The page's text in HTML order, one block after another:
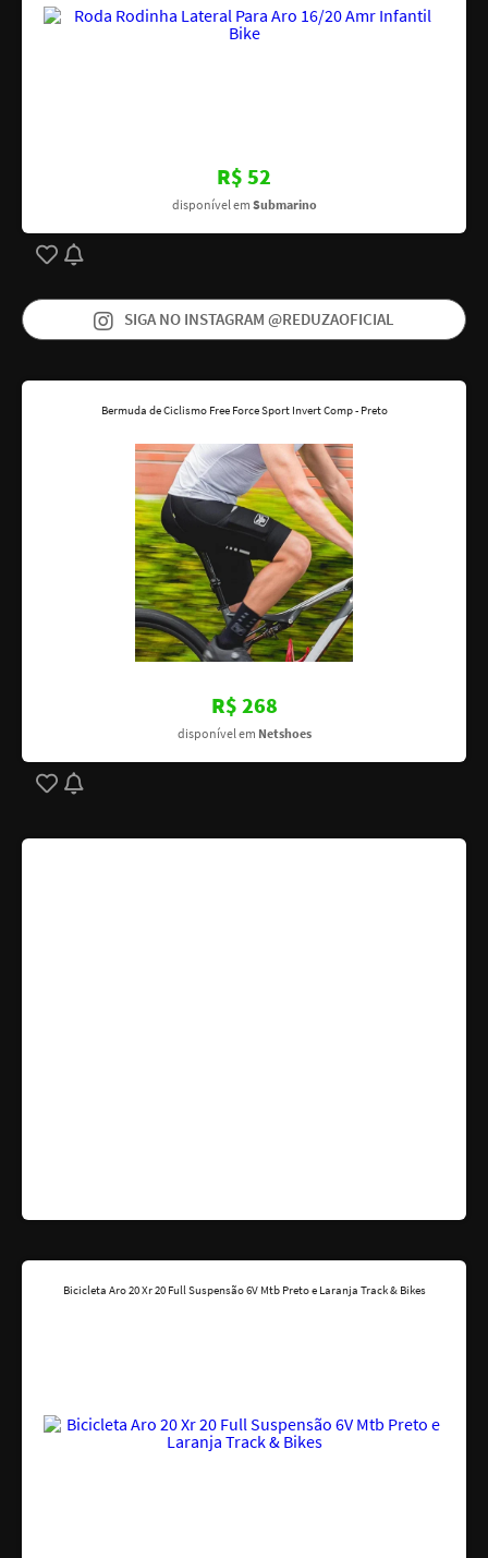
R$ 52
disponível em Submarino
SIGA NO INSTAGRAM @REDUZAOFICIAL
Bermuda de Ciclismo Free Force Sport Invert Comp - Preto
R$ 268
disponível em Netshoes
Bicicleta Aro 20 Xr 20 Full Suspensão 6V Mtb Preto e Laranja Track & Bikes